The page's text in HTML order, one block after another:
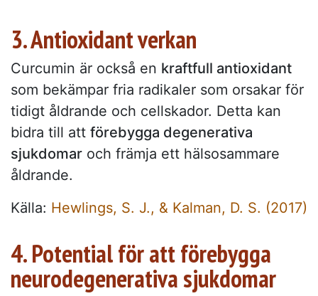
3. Antioxidant verkan
Curcumin är också en kraftfull antioxidant
som bekämpar fria radikaler som orsakar för
tidigt åldrande och cellskador. Detta kan
bidra till att förebygga degenerativa
sjukdomar och främja ett hälsosammare
åldrande.
Källa: Hewlings, S. J., & Kalman, D. S. (2017)
4. Potential för att förebygga
neurodegenerativa sjukdomar